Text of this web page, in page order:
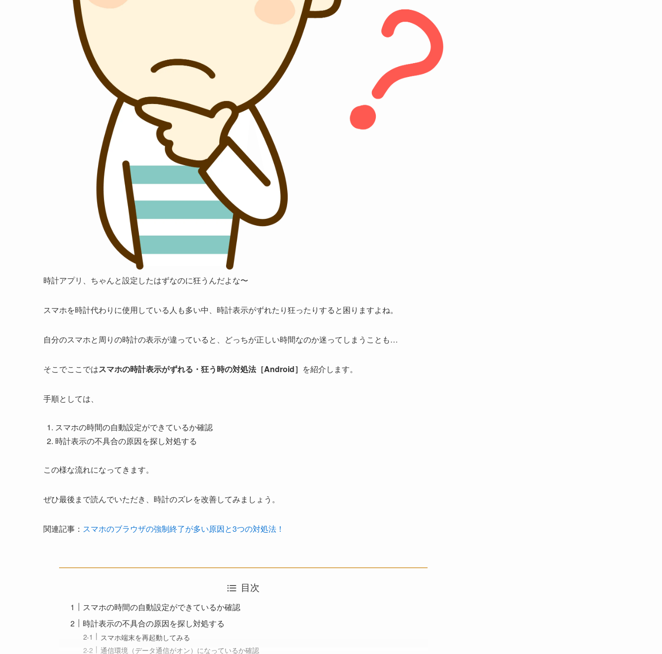
時計アプリ、ちゃんと設定したはずなのに狂うんだよな〜
スマホを時計代わりに使用している人も多い中、時計表示がずれたり狂ったりすると困りますよね。
自分のスマホと周りの時計の表示が違っていると、どっちが正しい時間なのか迷ってしまうことも…
そこでここではスマホの時計表示がずれる・狂う時の対処法［Android］ を紹介します。
手順としては、
スマホの時間の自動設定ができているか確認
時計表示の不具合の原因を探し対処する
この様な流れになってきます。
ぜひ最後まで読んでいただき、時計のズレを改善してみましょう。
関連記事： スマホのブラウザの強制終了が多い原因と3つの対処法！
目次
スマホの時間の自動設定ができているか確認
時計表示の不具合の原因を探し対処する
スマホ端末を再起動してみる
通信環境（データ通信がオン）になっているか確認